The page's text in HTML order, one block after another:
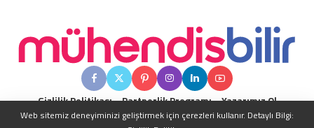
Gizlilik Politikası Partnerlik Programı Yazarımız Ol
Web sitemiz deneyiminizi geliştirmek için çerezleri kullanır. Detaylı Bilgi: